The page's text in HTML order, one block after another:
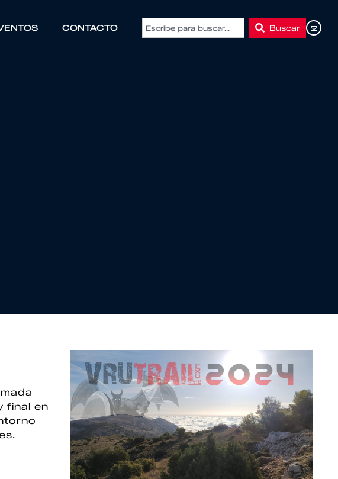
CONTACTO Buscar
final en